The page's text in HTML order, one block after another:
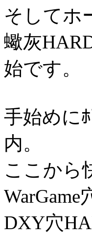
そしてホ
蠍灰
始です。
手始めに
内。
ここから
DXY穴